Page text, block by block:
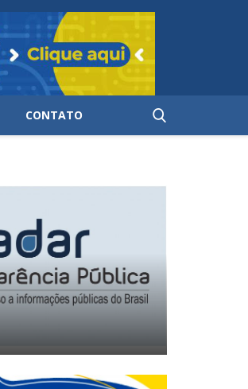
CONTATO